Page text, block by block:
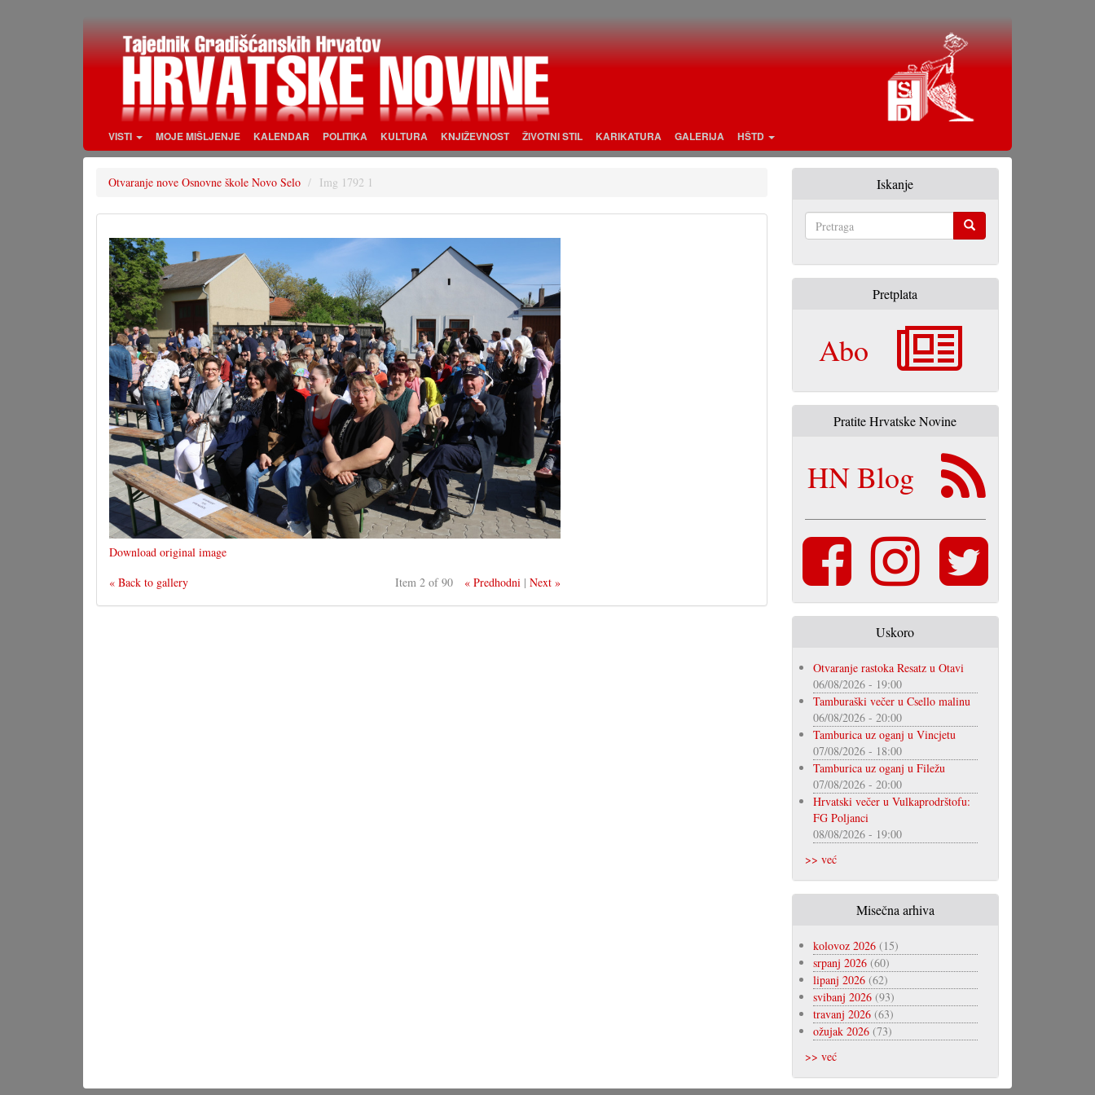
VISTI MOJE MIŠLJENJE KALENDAR POLITIKA KULTURA KNJIŽEVNOST ŽIVOTNI STIL KARIKATURA GALERIJA HŠTD
Otvaranje nove Osnovne škole Novo Selo Img 1792 1
Download original image
« Back to gallery
Item 2 of 90 « Predhodni |Next »
Iskanje
Pretplata
Abo
Pratite Hrvatske Novine
HN Blog
Uskoro
Otvaranje rastoka Resatz u Otavi
06/08/2026 - 19:00
Tamburaški večer u Csello malinu
06/08/2026 - 20:00
Tamburica uz oganj u Vincjetu
07/08/2026 - 18:00
Tamburica uz oganj u Filežu
07/08/2026 - 20:00
Hrvatski večer u Vulkaprodrštofu:
FG Poljanci
08/08/2026 - 19:00
>> već
Misečna arhiva
kolovoz 2026(15)
srpanj 2026(60)
lipanj 2026(62)
svibanj 2026(93)
travanj 2026(63)
ožujak 2026(73)
>> već